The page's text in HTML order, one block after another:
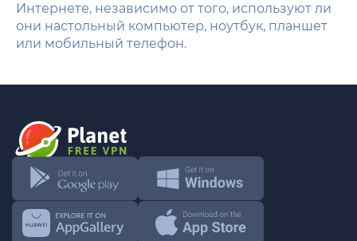
Интернете, независимо от того, используют ли
они настольный компьютер, ноутбук, планшет
или мобильный телефон.